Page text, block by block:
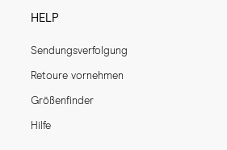
HELP
Sendungsverfolgung
Retoure vornehmen
Größenfinder
Hilfe